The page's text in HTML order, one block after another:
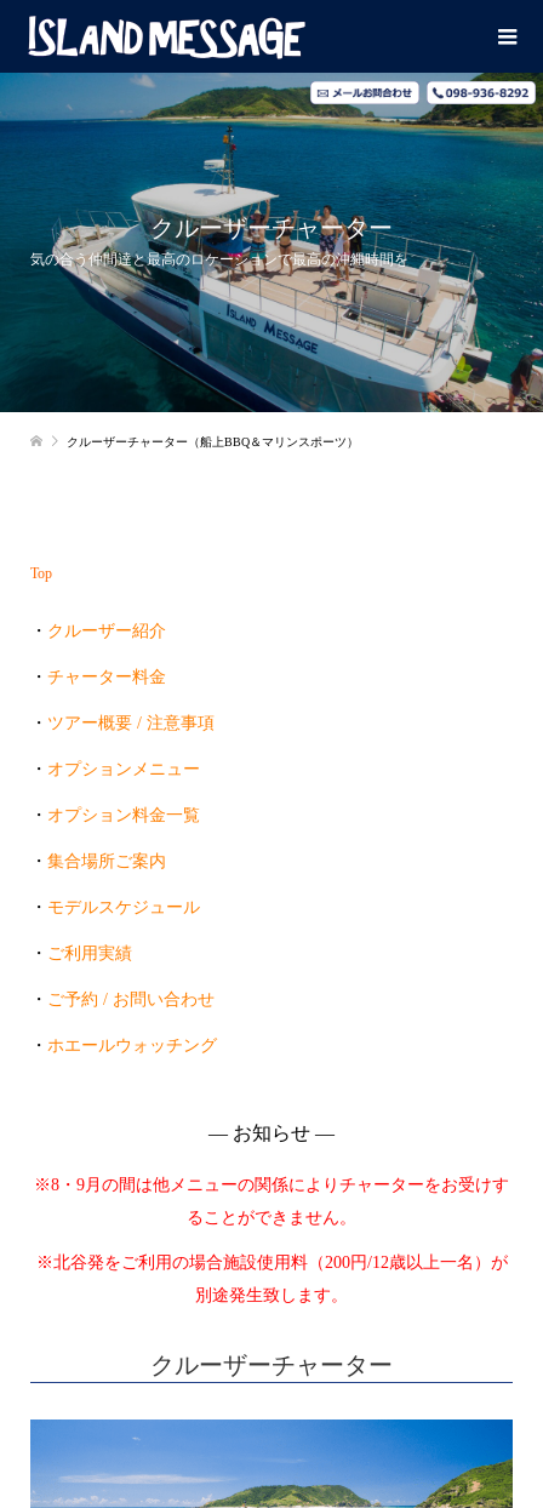
クルーザーチャーター
気の合う仲間達と最高のロケーションで最高の沖縄時間を
クルーザーチャーター（船上BBQ＆マリンスポーツ）
Top
・ クルーザー紹介
・ チャーター料金
・ ツアー概要 / 注意事項
・ オプションメニュー
・ オプション料金一覧
・ 集合場所ご案内
・ モデルスケジュール
・ ご利用実績
・ ご予約 / お問い合わせ
・ ホエールウォッチング
― お知らせ ―
※8・9月の間は他メニューの関係によりチャーターをお受けす
ることができません。
※北谷発をご利用の場合施設使用料（200円/12歳以上一名）が
別途発生致します。
クルーザーチャーター